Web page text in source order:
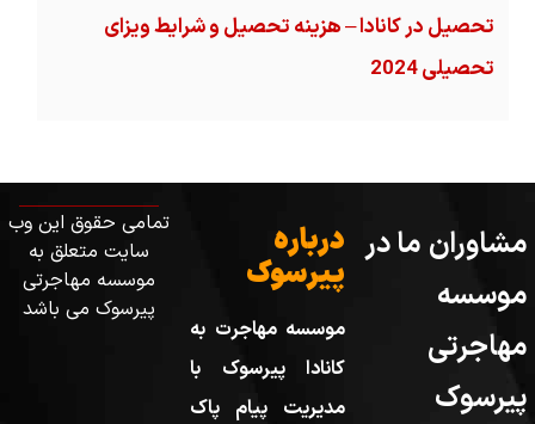
تحصیل در کانادا – هزینه‌ تحصیل و شرایط ویزای
تحصیلی 2024
مشاوران ما در
موسسه
مهاجرتی
پیرسوک
درباره
پیرسوک
موسسه مهاجرت به
کانادا پیرسوک با
مدیریت پیام پاک
تمامی حقوق این وب
سایت متعلق به
موسسه مهاجرتی
پیرسوک می باشد